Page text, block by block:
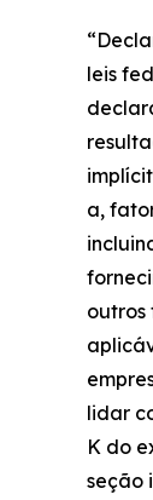
leis
a,
outros
lidar
K do
seção